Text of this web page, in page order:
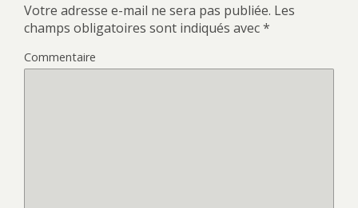
Votre adresse e-mail ne sera pas publiée. Les
champs obligatoires sont indiqués avec*
Commentaire